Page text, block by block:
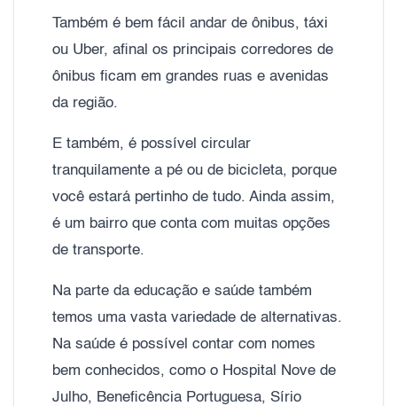
Também é bem fácil andar de ônibus, táxi
ou Uber, afinal os principais corredores de
ônibus ficam em grandes ruas e avenidas
da região.
E também, é possível circular
tranquilamente a pé ou de bicicleta, porque
você estará pertinho de tudo. Ainda assim,
é um bairro que conta com muitas opções
de transporte.
Na parte da educação e saúde também
temos uma vasta variedade de alternativas.
Na saúde é possível contar com nomes
bem conhecidos, como o Hospital Nove de
Julho, Beneficência Portuguesa, Sírio